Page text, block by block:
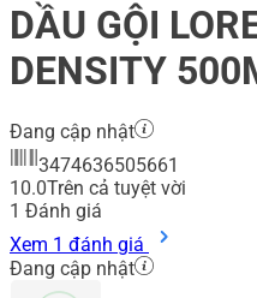
DẦU GỘI
DENSITY
Đang cập nhật
3474636505661
10.0Trên cả tuyệt vời
1 Đánh giá
Xem 1 đánh giá
Đang cập nhật